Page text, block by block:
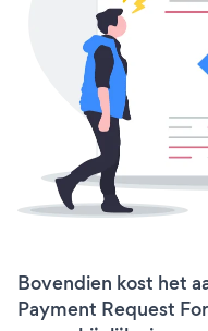
Bovendien kost het
Payment Request